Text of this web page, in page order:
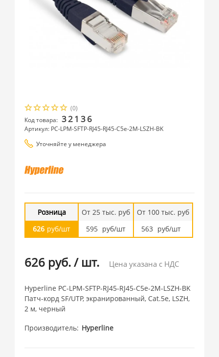
(0)
Код товара: 32136
Артикул: PC-LPM-SFTP-RJ45-RJ45-C5e-2M-LSZH-BK
Уточняйте у менеджера
Розница
626 руб/шт
От 25 тыс. руб
595 руб/шт
От 100 тыс. руб
563 руб/шт
626 руб./ шт. Цена указана с НДС
Hyperline PC-LPM-SFTP-RJ45-RJ45-C5e-2M-LSZH-BK
Патч-корд SF/UTP, экранированный, Cat.5e, LSZH,
2 м, черный
Производитель Hyperline